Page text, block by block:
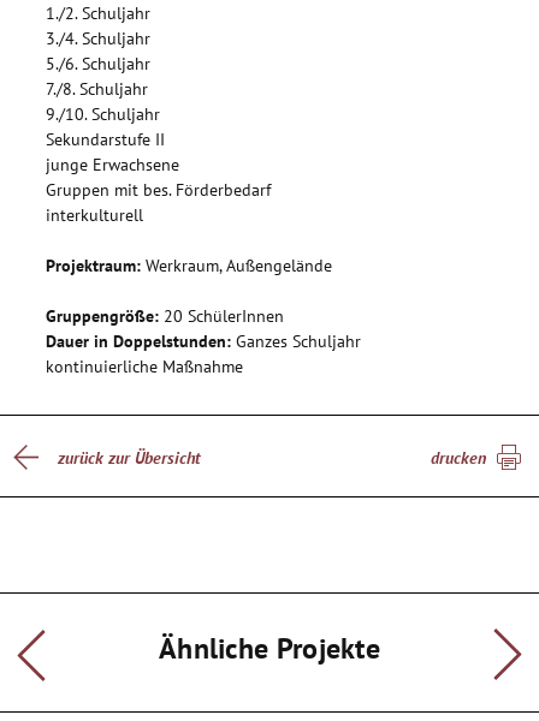
1./2. Schuljahr
3./4. Schuljahr
5./6. Schuljahr
7./8. Schuljahr
9./10. Schuljahr
Sekundarstufe II
junge Erwachsene
Gruppen mit bes. Förderbedarf
interkulturell
Projektraum: Werkraum, Außengelände
Gruppengröße: 20 SchülerInnen
Dauer in Doppelstunden: Ganzes Schuljahr
kontinuierliche Maßnahme
zurück zur Übersicht drucken
Ähnliche Projekte